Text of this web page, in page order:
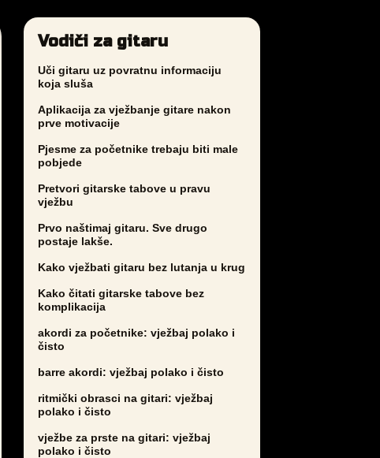
Vodiči za gitaru
Uči gitaru uz povratnu informaciju
koja sluša
Aplikacija za vježbanje gitare nakon
prve motivacije
Pjesme za početnike trebaju biti male
pobjede
Pretvori gitarske tabove u pravu
vježbu
Prvo naštimaj gitaru. Sve drugo
postaje lakše.
Kako vježbati gitaru bez lutanja u krug
Kako čitati gitarske tabove bez
komplikacija
akordi za početnike: vježbaj polako i
čisto
barre akordi: vježbaj polako i čisto
ritmički obrasci na gitari: vježbaj
polako i čisto
vježbe za prste na gitari: vježbaj
polako i čisto